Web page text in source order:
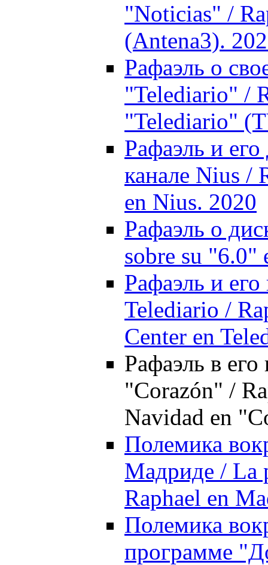
"Noticias" /
(Antena3).
Рафаэль о
"Telediario" /
"Telediario"
Рафаэль и
канале Nius /
en Nius. 2020
Рафаэль о
sobre su "6.0"
Рафаэль и
Telediario /
Center en
Рафаэль в
"Corazón" /
Navidad en
Полемика
Мадриде / La
Raphael en
Полемика
программе